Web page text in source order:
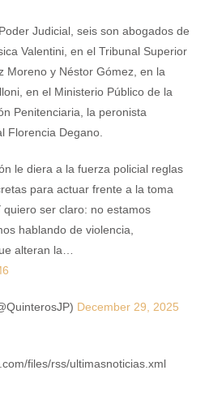
Judicial, seis son abogados de
Valentini, en el Tribunal Superior
Moreno y Néstor Gómez, en la
en el Ministerio Público de la
Penitenciaria, la peronista
Florencia Degano.
le diera a la fuerza policial reglas
para actuar frente a la toma
ser claro: no estamos
hablando de violencia,
alteran la…
December 29, 2025
files/rss/ultimasnoticias.xml